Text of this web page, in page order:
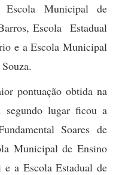
Escola Municipal de
Escola Estadual
e a Escola Municipal
Souza.
pontuação obtida na
segundo lugar ficou a
Soares de
Municipal de Ensino
a Escola Estadual de